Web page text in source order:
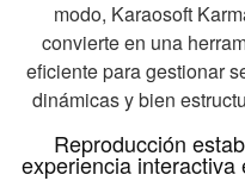
modo, Karaosoft
convierte en una
eficiente para gestionar
dinámicas y bien
Reproducción
experiencia interactiva